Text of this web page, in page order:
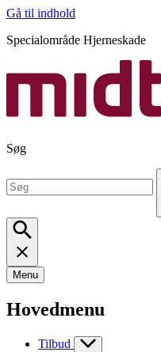
Gå til indhold
Specialområde Hjerneskade
Søg
Menu
Hovedmenu
Tilbud